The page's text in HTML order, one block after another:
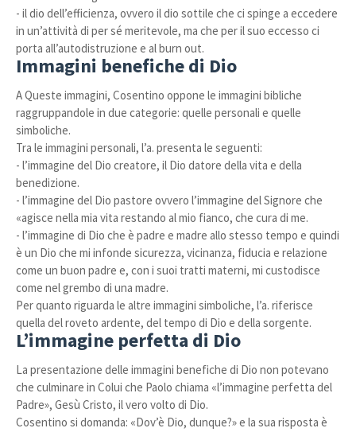
- il dio dell’efficienza, ovvero il dio sottile che ci spinge a eccedere
in un’attività di per sé meritevole, ma che per il suo eccesso ci
porta all’autodistruzione e al burn out.
Immagini benefiche di Dio
A Queste immagini, Cosentino oppone le immagini bibliche
raggruppandole in due categorie: quelle personali e quelle
simboliche.
Tra le immagini personali, l’a. presenta le seguenti:
- l’immagine del Dio creatore, il Dio datore della vita e della
benedizione.
- l’immagine del Dio pastore ovvero l’immagine del Signore che
«agisce nella mia vita restando al mio fianco, che cura di me.
- l’immagine di Dio che è padre e madre allo stesso tempo e quindi
è un Dio che mi infonde sicurezza, vicinanza, fiducia e relazione
come un buon padre e, con i suoi tratti materni, mi custodisce
come nel grembo di una madre.
Per quanto riguarda le altre immagini simboliche, l’a. riferisce
quella del roveto ardente, del tempo di Dio e della sorgente.
L’immagine perfetta di Dio
La presentazione delle immagini benefiche di Dio non potevano
che culminare in Colui che Paolo chiama «l’immagine perfetta del
Padre», Gesù Cristo, il vero volto di Dio.
Cosentino si domanda: «Dov’è Dio, dunque?» e la sua risposta è